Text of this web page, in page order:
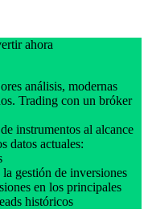
ahora
análisis, modernas
Trading con un bróker
instrumentos al alcance
datos actuales:
gestión de inversiones
en los principales
históricos